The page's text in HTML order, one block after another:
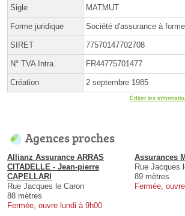
Sigle MATMUT
Forme juridique Société d'assurance à
SIRET 77570147702708
N° TVA Intra. FR44775701477
Création 2 septembre 1985
Éditer les
Agences proches
Allianz Assurance ARRAS
CITADELLE - Jean-pierre
CAPELLARI
Rue Jacques le Caron
88 mètres
Fermée, ouvre lundi à 9h00
Assurances
Rue Jacques
89 mètres
Fermée,